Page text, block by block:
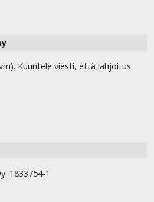
Kuuntele viesti, että lahjoitus
1833754-1